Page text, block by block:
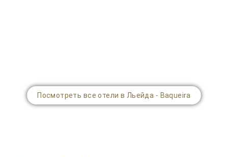
Посмотреть все отели в Льейда - Baqueira